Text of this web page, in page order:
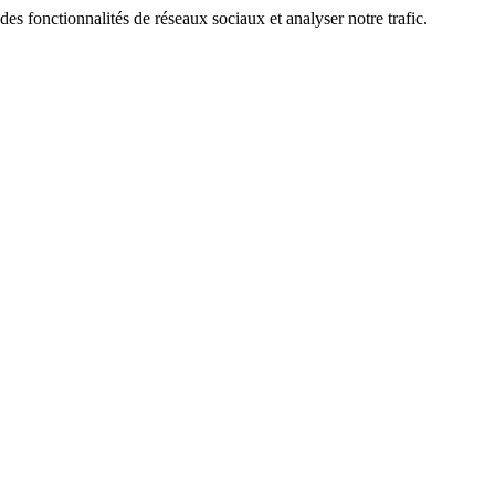
fonctionnalités de réseaux sociaux et analyser notre trafic.